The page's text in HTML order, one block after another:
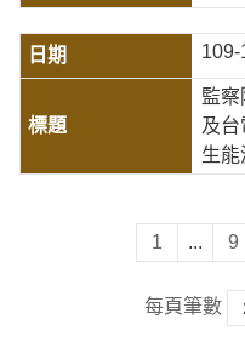
109-
監察
及
生能
1 ... 9
每頁筆數